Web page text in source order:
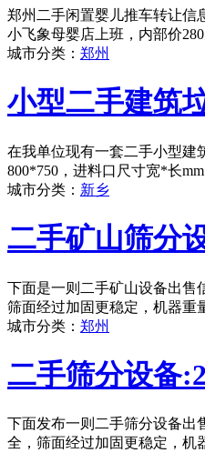
郑州二手闲置婴儿推车转让信
小飞象母婴店上班，内部价
城市分类： 郑州
小型二手建筑
在我单位现有一套二手小型建
800*750，进料口尺寸宽*长
城市分类： 新乡
二手矿山筛分
下面是一则二手矿山设备出售
筛面经过加固更稳定，机器重
城市分类： 郑州
二手筛分设备
下面发布一则二手筛分设备出
全，筛面经过加固更稳定，机